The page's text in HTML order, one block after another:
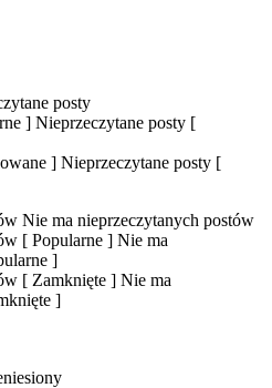
posty
] Nieprzeczytane posty [
] Nieprzeczytane posty [
Nie ma nieprzeczytanych postów
[ Popularne ] Nie ma
]
[ Zamknięte ] Nie ma
]